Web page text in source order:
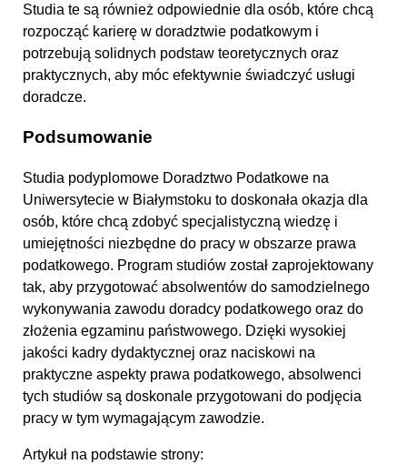
Studia te są również odpowiednie dla osób, które chcą
rozpocząć karierę w doradztwie podatkowym i
potrzebują solidnych podstaw teoretycznych oraz
praktycznych, aby móc efektywnie świadczyć usługi
doradcze.
Podsumowanie
Studia podyplomowe Doradztwo Podatkowe na
Uniwersytecie w Białymstoku to doskonała okazja dla
osób, które chcą zdobyć specjalistyczną wiedzę i
umiejętności niezbędne do pracy w obszarze prawa
podatkowego. Program studiów został zaprojektowany
tak, aby przygotować absolwentów do samodzielnego
wykonywania zawodu doradcy podatkowego oraz do
złożenia egzaminu państwowego. Dzięki wysokiej
jakości kadry dydaktycznej oraz naciskowi na
praktyczne aspekty prawa podatkowego, absolwenci
tych studiów są doskonale przygotowani do podjęcia
pracy w tym wymagającym zawodzie.
Artykuł na podstawie strony: